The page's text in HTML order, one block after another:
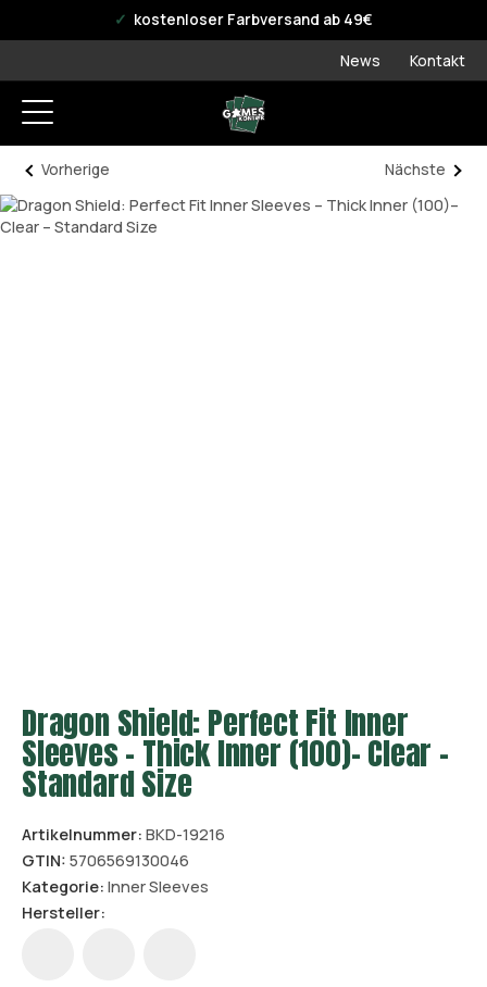
offizieller WPN Storekostenloser Farbversand ab 49€
News Kontakt
Vorherige Nächste
Dragon Shield: Perfect Fit Inner
Sleeves – Thick Inner (100)– Clear –
Standard Size
Artikelnummer: BKD-19216
GTIN: 5706569130046
Kategorie: Inner Sleeves
Hersteller: